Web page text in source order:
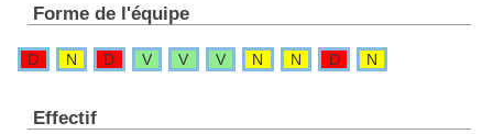
Forme de l'équipe
D N D V V V N N D N
Effectif